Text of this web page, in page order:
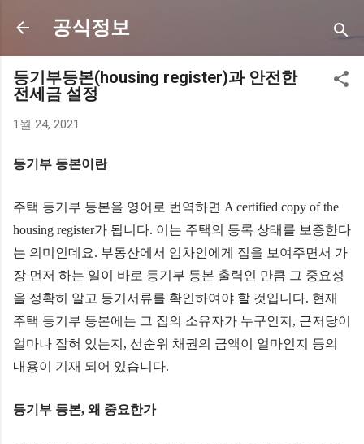
기본 콘텐츠로 건너뛰기
공식정보
등기부등본(housing register)과 안전한
전세금 설정
1월 24, 2021
등기부 등본이란
주택 등기부 등본을 영어로 번역하면 A certified copy of the
housing register가 됩니다. 이는 주택의 등록 상태를 보증한다
는 의미인데요. 부동산에서 임차인에게 집을 보여주면서 가
장 먼저 하는 일이 바로 등기부 등본 출력인 만큼 그 중요성
을 정확히 알고 등기서류를 확인하여야 할 것입니다. 현재
주택 등기부 등본에는 그 집의 소유자가 누구인지, 근저당이
얼마나 잡혀 있는지, 선순위 채권의 금액이 얼마인지 등의
내용이 기재 되어 있습니다.
등기부 등본, 왜 중요한가